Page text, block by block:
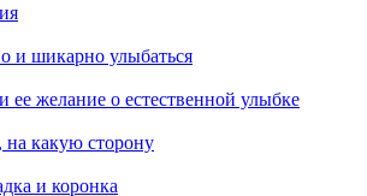
и шикарно улыбаться
ее желание о естественной улыбке
на какую сторону
и коронка